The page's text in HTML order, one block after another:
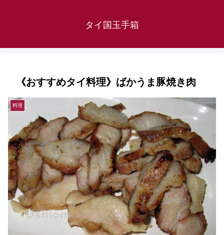
タイ国玉手箱
《おすすめタイ料理》ばかうま豚焼き肉
料理